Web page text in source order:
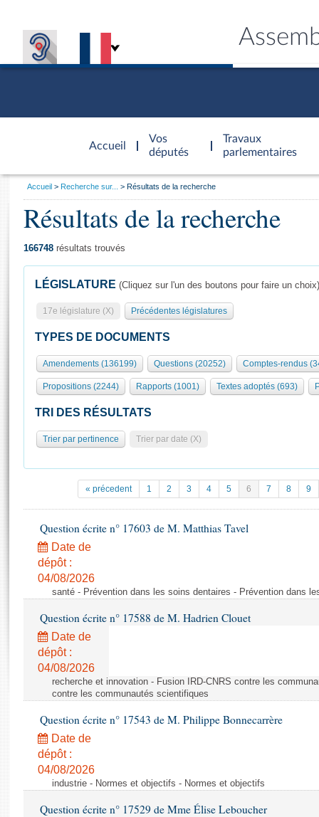
Accueil
d'accueil
Vos
députés
Travaux
parlementaires
Présidence
577 députés
Groupes politiques
Séance publique
Commissions et autres organes
Europe et International
Pétitions
Projets de loi
Propositions de loi
Amendements
Textes adoptés
Rapports d'information
Rapports d'enquête
Rapports législatifs
Baromètre de l’application des lois
Dossiers législatifs
Budget et sécurité sociale
Questions écrites et orales
Comptes rendus des débats
Général
Rôle et pouvoirs de l'Assemblée
Organisation de l'Assemblée
Présidence Conférence des Présidents Bureau Collège des
Statistiques et chiffres clés
Documents de référence
( Constitution | Règlement de l'Assemblée ... )
Histoire
Juniors
Anciennes législatures
Liens vers les sites publics
Visiter l'Assemblée
Visite virtuelle du palais Bourbon
Assister à une séance
La Bibliothèque
Contacts et plan d'accès
Photos libres de droit
Vous
Accueil Recherche sur... Résultats de la recherche
Résultats de la recherche
166748 résultats trouvés
LÉGISLATURE (Cliquez sur l'un des boutons pour faire un choix)
17e législature (X) Précédentes législatures
TYPES DE DOCUMENTS
Amendements (136199) Questions (20252) Comptes-rendus
Propositions (2244) Rapports (1001) Textes adoptés (693)
TRI DES RÉSULTATS
Trier par pertinence Trier par date (X)
« précedent 1 2 3 4 5 6 7 8 9
Question écrite n° 17603 de M. Matthias Tavel
Date de
dépôt :
04/08/2026
santé - Prévention dans les soins dentaires - Prévention dans
Question écrite n° 17588 de M. Hadrien Clouet
Date de
dépôt :
04/08/2026
recherche et innovation - Fusion IRD-CNRS contre les
contre les communautés scientifiques
Question écrite n° 17543 de M. Philippe Bonnecarrère
Date de
dépôt :
04/08/2026
industrie - Normes et objectifs - Normes et objectifs
Question écrite n° 17529 de Mme Élise Leboucher